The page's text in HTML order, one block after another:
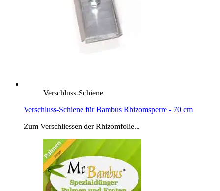
Verschluss-Schiene
Verschluss-Schiene für Bambus Rhizomsperre - 70 cm
Zum Verschliessen der Rhizomfolie...